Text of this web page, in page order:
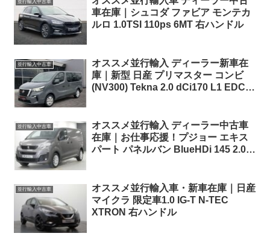
並行輸入中古車
車在庫｜シュコダ ファビア モンテカ
ルロ 1.0TSI 110ps 6MT 右ハンドル
並行輸入中古車
オススメ並行輸入 ディーラー新車在
庫｜新型 日産 プリマスター コンビ
(NV300) Tekna 2.0 dCi170 L1 EDC (8
並行輸入中古車
オススメ並行輸入 ディーラー中古車
在庫｜お仕事応援！プジョー エキス
パート パネルバン BlueHDi 145 2.0
並行輸入中古車
オススメ並行輸入車・新車在庫｜日産
マイクラ 限定車1.0 IG-T N-TEC
XTRON 右ハンドル